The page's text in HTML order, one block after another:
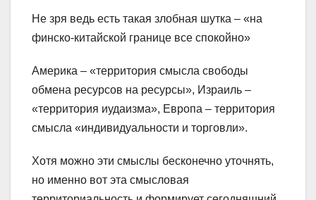
Не зря ведь есть такая злобная шутка – «на
финско-китайской границе все спокойно»
Америка – «территория смысла свободы
обмена ресурсов на ресурсы», Израиль –
«территория иудаизма», Европа – территория
смысла «индивидуальности и торговли».
Хотя можно эти смыслы бесконечно уточнять,
но именно вот эта смысловая